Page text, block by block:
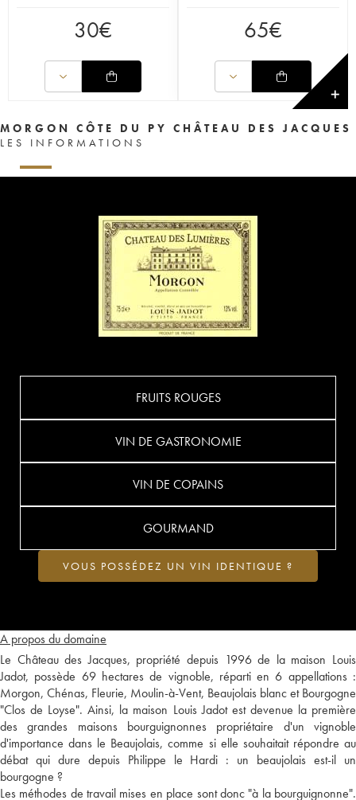
30€ 65€
✕
MORGON CÔTE DU PY CHÂTEAU DES JACQUES
LES INFORMATIONS
A propos du domaine
Le Château des Jacques, propriété depuis 1996 de la maison Louis
Jadot, possède 69 hectares de vignoble, réparti en 6 appellations :
Morgon, Chénas, Fleurie, Moulin-à-Vent, Beaujolais blanc et Bourgogne
"Clos de Loyse". Ainsi, la maison Louis Jadot est devenue la première
des grandes maisons bourguignonnes propriétaire d'un vignoble
d'importance dans le Beaujolais, comme si elle souhaitait répondre au
débat qui dure depuis Philippe le Hardi : un beaujolais est-il un
bourgogne ?
Les méthodes de travail mises en place sont donc "à la bourguignonne".
FRUITS ROUGES
VIN DE GASTRONOMIE
VIN DE COPAINS
GOURMAND
VOUS POSSÉDEZ UN VIN IDENTIQUE ?